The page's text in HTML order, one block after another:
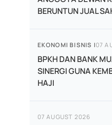
BERUNTUN JUAL
EKONOMI BISNIS |07
BPKH DAN BANK
SINERGI GUNA
HAJI
07 AUGUST 2026